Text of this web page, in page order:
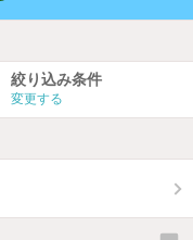
絞り込み条件
変更する